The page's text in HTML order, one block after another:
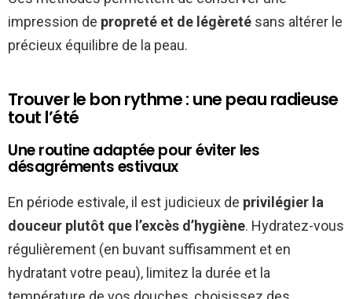
impression de propreté et de légèreté sans altérer le
précieux équilibre de la peau.
Trouver le bon rythme : une peau radieuse
tout l’été
Une routine adaptée pour éviter les
désagréments estivaux
En période estivale, il est judicieux de privilégier la
douceur plutôt que l’excès d’hygiène. Hydratez-vous
régulièrement (en buvant suffisamment et en
hydratant votre peau), limitez la durée et la